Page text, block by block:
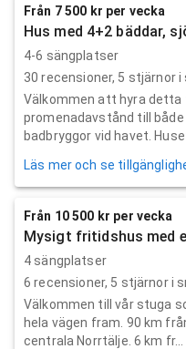
Från 7 500 kr per vecka
Hus med 4+2 bäddar,
4-6 sängplatser
30 recensioner, 5 stjärnor
Välkommen att hyra detta
promenadavstånd till
badbryggor vid havet.
Läs mer och se
Från 10 500 kr per vecka
Mysigt fritidshus med
4 sängplatser
6 recensioner, 5 stjärnor i
Välkommen till vår stuga
hela vägen fram. 90 km
centrala Norrtälje. 6 km fr...